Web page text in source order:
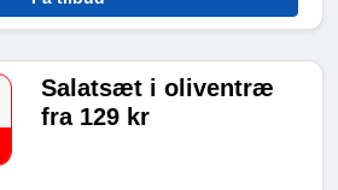
Salatsæt i oliventræ
fra 129 kr